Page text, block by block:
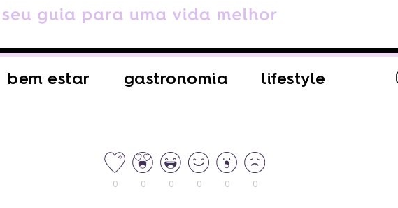
bem estar gastronomia lifestyle
0 0 0 0 0 0